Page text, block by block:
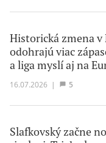
Historická zmena v
odohrajú viac
a liga myslí aj na
16.07.2026 | 5
Slafkovský začne